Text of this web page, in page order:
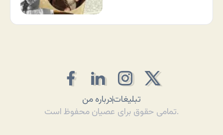
درباره منتبلیغات
تمامی حقوق برای عصیان محفوظ است.